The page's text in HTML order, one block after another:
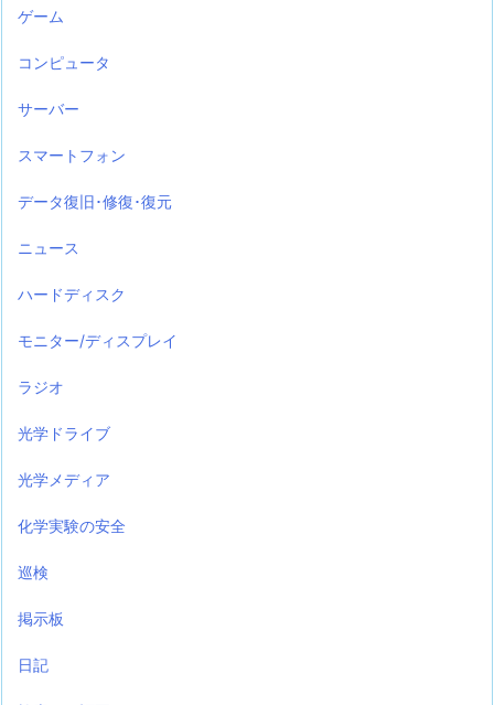
ゲーム
コンピュータ
サーバー
スマートフォン
データ復旧･修復･復元
ニュース
ハードディスク
モニター/ディスプレイ
ラジオ
光学ドライブ
光学メディア
化学実験の安全
巡検
掲示板
日記